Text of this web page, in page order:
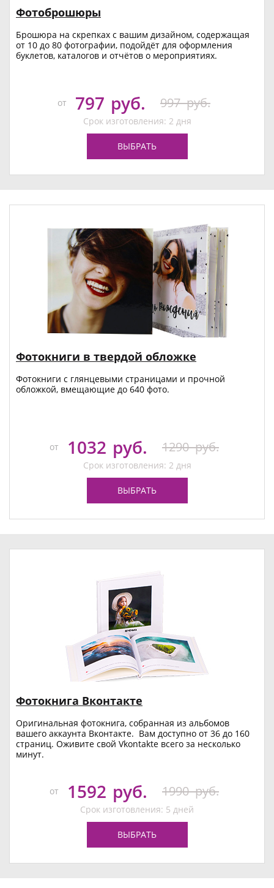
Фотоброшюры
Брошюра на скрепках с вашим дизайном, содержащая
от 10 до 80 фотографии, подойдёт для оформления
буклетов, каталогов и отчётов о мероприятиях.
от 797 руб. 997 руб.
Срок изготовления: 2 дня
ВЫБРАТЬ
Фотокниги в твердой обложке
Фотокниги с глянцевыми страницами и прочной
обложкой, вмещающие до 640 фото.
от 1032 руб. 1290 руб.
Срок изготовления: 2 дня
ВЫБРАТЬ
Фотокнига Вконтакте
Оригинальная фотокнига, собранная из альбомов
вашего аккаунта Вконтакте. Вам доступно от 36 до 160
страниц. Оживите свой Vkontakte всего за несколько
минут.
от 1592 руб. 1990 руб.
Срок изготовления: 5 дней
ВЫБРАТЬ